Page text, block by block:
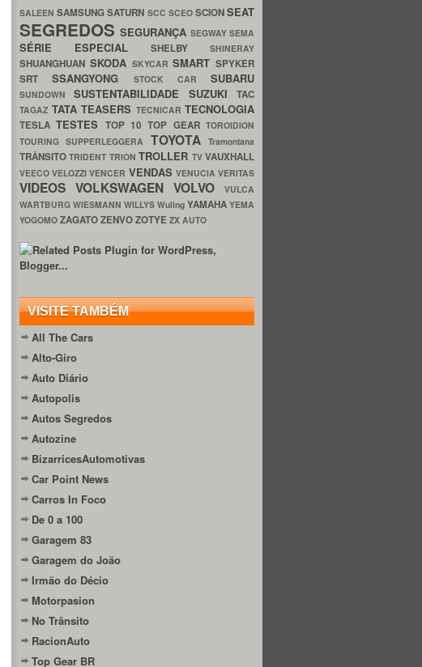
SALEENSAMSUNGSATURN SCC SCEO SCIONSEAT
SEGREDOSSEGURANÇA SEGWAYSEMA
SÉRIE ESPECIAL SHELBY SHINERAY
SHUANGHUAN SKODA SKYCARSMART SPYKER
SRTSSANGYONG STOCK CAR SUBARU
SUNDOWNSUSTENTABILIDADE SUZUKITAC
TAGAZ TATA TEASERS TECNICAR TECNOLOGIA
TESLATESTES TOP 10TOP GEARTOROIDION
TOURING SUPPERLEGGERA TOYOTATramontana
TRÂNSITOTRIDENT TRIONTROLLER TVVAUXHALL
VEECOVELOZZIVENCER VENDAS VENUCIAVERITAS
VIDEOS VOLKSWAGEN VOLVO
VULCA
WARTBURG WIESMANN WILLYS Wuling YAMAHA YEMA
YOGOMO ZAGATOZENVOZOTYE ZX AUTO
VISITE TAMBÉM
All The Cars
Alto-Giro
Auto Diário
Autopolis
Autos Segredos
Autozine
BizarricesAutomotivas
Car Point News
Carros In Foco
De 0 a 100
Garagem 83
Garagem do João
Irmão do Décio
Motorpasion
No Trânsito
RacionAuto
Top Gear BR